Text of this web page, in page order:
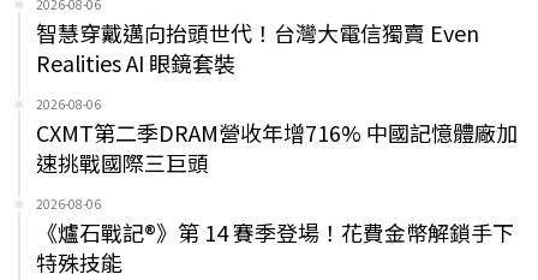
2026-08-06
智慧穿戴邁向抬頭世代！台灣大電信獨賣 Even
Realities AI 眼鏡套裝
2026-08-06
CXMT第二季DRAM營收年增716% 中國記憶體廠加
速挑戰國際三巨頭
2026-08-06
《爐石戰記®》第 14 賽季登場！花費金幣解鎖手下
特殊技能